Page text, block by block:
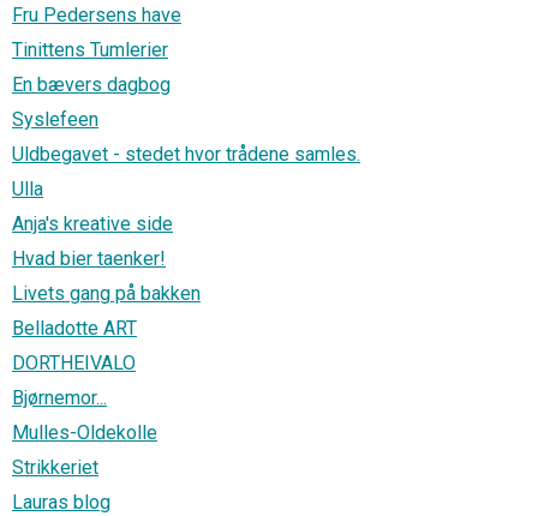
Fru Pedersens have
Tinittens Tumlerier
En bævers dagbog
Syslefeen
Uldbegavet - stedet hvor trådene samles.
Ulla
Anja's kreative side
Hvad bier taenker!
Livets gang på bakken
Belladotte ART
DORTHEIVALO
Bjørnemor...
Mulles-Oldekolle
Strikkeriet
Lauras blog